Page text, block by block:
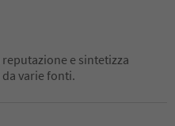
e sintetizza
varie fonti.